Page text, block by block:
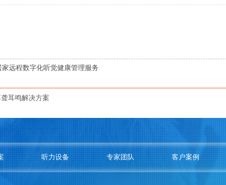
远程数字化听觉健康管理服务
耳鸣解决方案
听力设备 专家团队 客户案例